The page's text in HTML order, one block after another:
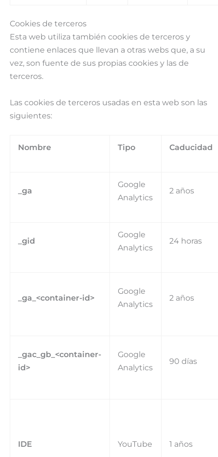
Cookies de terceros
Esta web utiliza también cookies de terceros y
contiene enlaces que llevan a otras webs que, a su
vez, son fuente de sus propias cookies y las de
terceros.
Las cookies de terceros usadas en esta web son las
siguientes:
Nombre Tipo Caducidad
_ga
Google
Analytics
2 años
_gid
Google
Analytics
24 horas
_ga_<container-id>
Google
Analytics
2 años
_gac_gb_<container-
id>
Google
Analytics
90 días
IDE YouTube 1 años